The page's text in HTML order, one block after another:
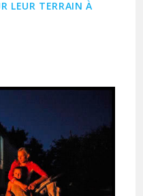
LEUR TERRAIN À